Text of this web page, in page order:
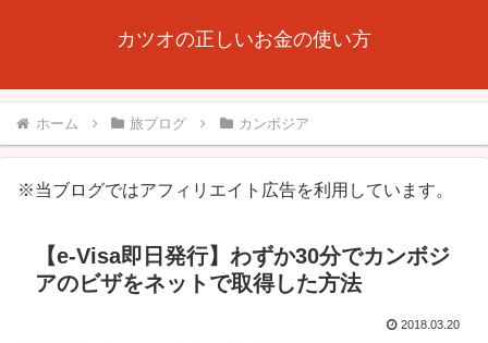
カツオの正しいお金の使い方
ホーム 旅ブログ カンボジア
※当ブログではアフィリエイト広告を利用しています。
【e-Visa即日発行】わずか30分でカンボジ
アのビザをネットで取得した方法
2018.03.20